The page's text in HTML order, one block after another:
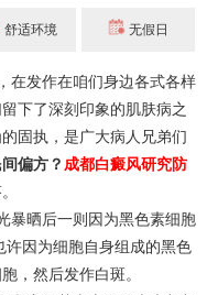
舒适环境 无假日
在发作在咱们身边各式各样
下了深刻印象的肌肤病之
固执，是广大病人兄弟们
偏方？成都白癜风研究防
暴晒后一则因为黑色素细胞
因为细胞自身组成的黑色
，然后发作白斑。